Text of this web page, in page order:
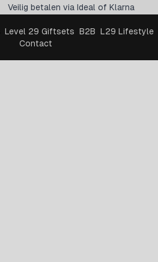
Veilig betalen via Ideal of Klarna
Level 29 Giftsets B2B L29 Lifestyle
Contact